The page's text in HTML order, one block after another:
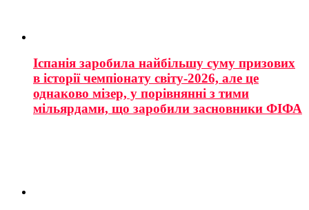
Іспанія заробила найбільшу суму призових
в історії чемпіонату світу-2026, але це
однаково мізер, у порівнянні з тими
мільярдами, що заробили засновники ФІФА